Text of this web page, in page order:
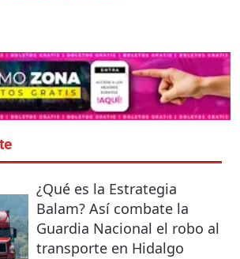
¿Qué es la Estrategia
Balam? Así combate la
Guardia Nacional el robo al
transporte en Hidalgo